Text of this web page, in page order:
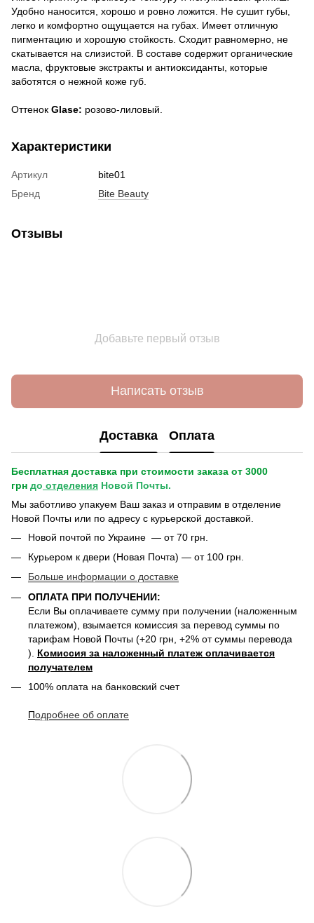
Удобно наносится, хорошо и ровно ложится. Не сушит губы,
легко и комфортно ощущается на губах. Имеет отличную
пигментацию и хорошую стойкость. Сходит равномерно, не
скатывается на слизистой. В составе содержит органические
масла, фруктовые экстракты и антиоксиданты, которые
заботятся о нежной коже губ.
Оттенок Glase: розово-лиловый.
Характеристики
Артикул
bite01
Бренд
Bite Beauty
Отзывы
Добавьте первый отзыв
Написать отзыв
Доставка Оплата
Бесплатная доставка при стоимости заказа от 3000
грн до отделения Новой Почты.
Мы заботливо упакуем Ваш заказ и отправим в отделение
Новой Почты или по адресу с курьерской доставкой.
Новой почтой по Украине — от 70 грн.
Курьером к двери (Новая Почта) — от 100 грн.
Больше информации о доставке
ОПЛАТА ПРИ ПОЛУЧЕНИИ:
Если Вы оплачиваете сумму при получении (наложенным
платежом), взымается комиссия за перевод суммы по
тарифам Новой Почты (+20 грн, +2% от суммы перевода
). Комиссия за наложенный платеж оплачивается
получателем
100% оплата на банковский счет
Подробнее об оплате